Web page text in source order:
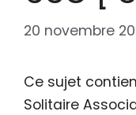
20 novembre
Ce sujet
Solitaire